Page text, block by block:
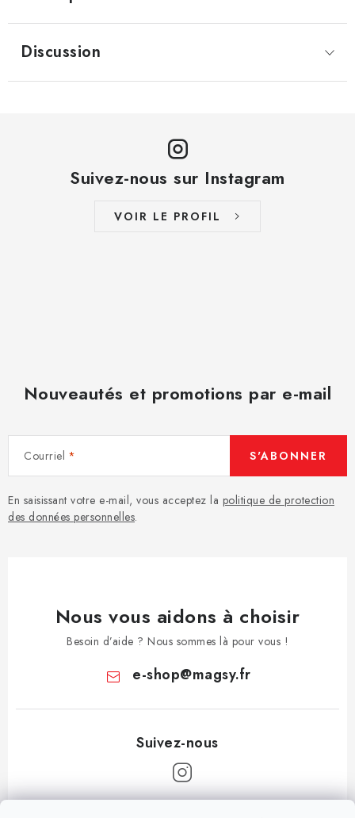
Discussion
Suivez-nous sur Instagram
VOIR LE PROFIL
Nouveautés et promotions par e-mail
Courriel
En saisissant votre e-mail, vous acceptez la politique de protection
des données personnelles.
S'ABONNER
Nous vous aidons à choisir
Besoin d’aide ? Nous sommes là pour vous !
e-shop@magsy.fr